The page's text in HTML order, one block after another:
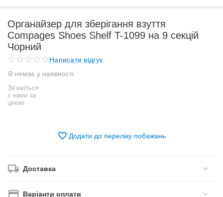
Органайзер для зберігання взуття
Compages Shoes Shelf T-1099 на 9 секцій
Чорний
Написати відгук
немає у наявності
Зв'яжіться
з нами за
ціною
Додати до переліку побажань
Доставка
Варіанти оплати